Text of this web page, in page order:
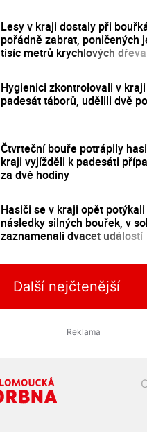
Lesy v kraji dostaly při
pořádně zabrat, poničených
tisíc metrů krychlových dřeva
Hygienici zkontrolovali v
padesát táborů, udělili dvě
Čtvrteční bouře potrápily
kraji vyjížděli k padesáti
za dvě hodiny
Hasiči se v kraji opět
následky silných bouřek, v
zaznamenali dvacet událostí
Další nejčtenější